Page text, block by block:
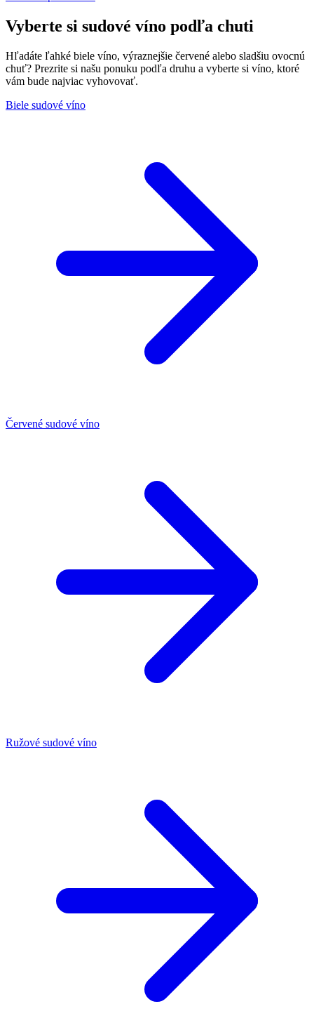
Vyberte si sudové víno podľa chuti
Hľadáte ľahké biele víno, výraznejšie červené alebo sladšiu ovocnú
chuť? Prezrite si našu ponuku podľa druhu a vyberte si víno, ktoré
vám bude najviac vyhovovať.
Biele sudové víno
Červené sudové víno
Ružové sudové víno